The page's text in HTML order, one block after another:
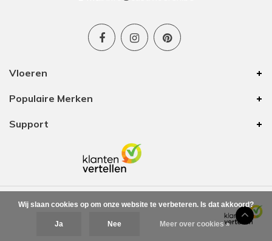
Vloeren
Populaire Merken
Support
Wij slaan cookies op om onze website te verbeteren. Is dat akkoord?
Ja Nee Meer over cookies »